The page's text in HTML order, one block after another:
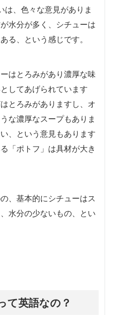
は、色々な意見がありま
水分が多く、シチューは
る、という感じです。
はとろみがあり濃厚な味
してあげられています
とろみがありますし、オ
な濃厚なスープもありま
、という意見もあります
「ポトフ」は具材が大き
、基本的にシチューはス
水分の少ないもの、とい
て英語なの？